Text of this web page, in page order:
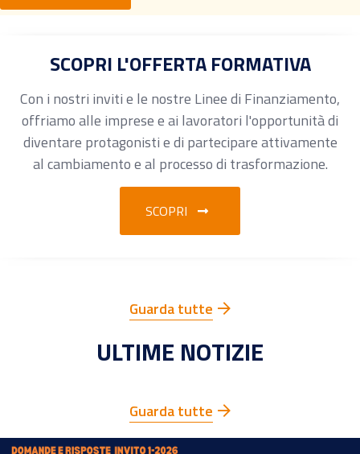
SCOPRI L'OFFERTA FORMATIVA
Con i nostri inviti e le nostre Linee di Finanziamento,
offriamo alle imprese e ai lavoratori l'opportunità di
diventare protagonisti e di partecipare attivamente
al cambiamento e al processo di trasformazione.
SCOPRI
Guarda tutte
ULTIME NOTIZIE
Guarda tutte